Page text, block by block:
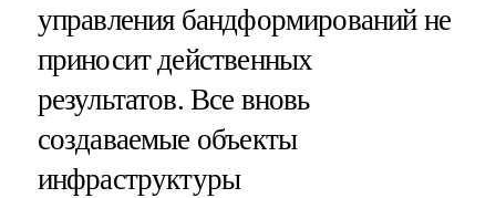
управления бандформирований не
приносит действенных
результатов. Все вновь
создаваемые объекты
инфраструктуры